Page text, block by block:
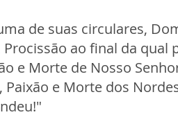
de suas circulares,
Procissão ao final da qual
e Morte de Nosso
Paixão e Morte dos